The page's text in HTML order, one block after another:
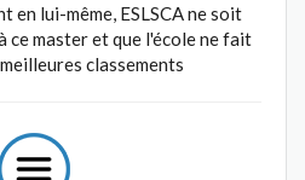
en lui-même, ESLSCA ne soit
ce master et que l'école ne fait
classements